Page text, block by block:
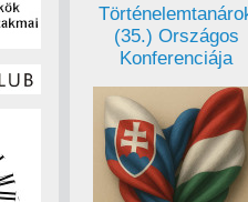
(35.) Országos
Konferenciája